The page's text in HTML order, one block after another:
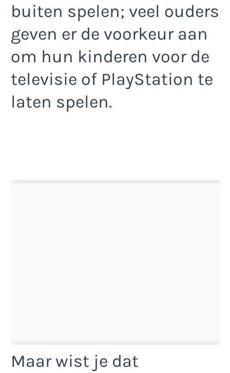
buiten spelen; veel ouders
geven er de voorkeur aan
om hun kinderen voor de
televisie of PlayStation te
laten spelen.
Maar wist je dat